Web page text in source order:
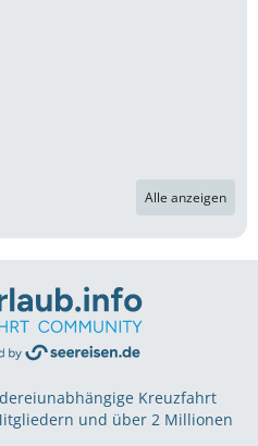
Alle anzeigen
Kreuzfahrt
und über 2 Millionen